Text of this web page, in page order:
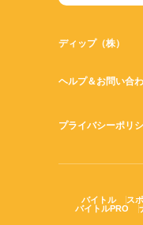
ディップ（株）
ヘルプ＆お問い合
プライバシーポリ
バイトル ス
バイトルPRO